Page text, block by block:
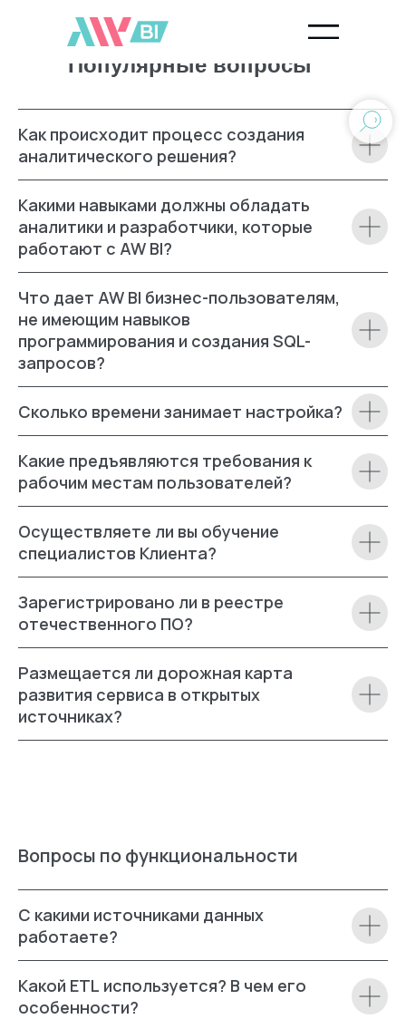
Популярные вопросы
Как происходит процесс создания
аналитического решения?
Какими навыками должны обладать
аналитики и разработчики, которые
работают с AW BI?
Что дает AW BI бизнес-пользователям,
не имеющим навыков
программирования и создания SQL-
запросов?
Сколько времени занимает настройка?
Какие предъявляются требования к
рабочим местам пользователей?
Осуществляете ли вы обучение
специалистов Клиента?
Зарегистрировано ли в реестре
отечественного ПО?
Размещается ли дорожная карта
развития сервиса в открытых
источниках?
Вопросы по функциональности
С какими источниками данных
работаете?
Какой ETL используется? В чем его
особенности?